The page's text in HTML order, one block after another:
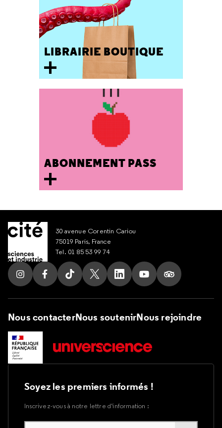
LIBRAIRIE BOUTIQUE
ABONNEMENT PASS
30 avenue Corentin Cariou
75019 Paris, France
Tel. 01 85 53 99 74
Suivez nous sur Instagram
Suivez nous sur Facebook
Suivez nous sur Tik Tok
Suivez nous sur X
Suivez nous sur LinkedIn
Suivez nous sur
Suivez nous
Nous contacterNous soutenirNous rejoindre
Soyez les premiers informés !
Inscrivez-vous à notre lettre d’information :